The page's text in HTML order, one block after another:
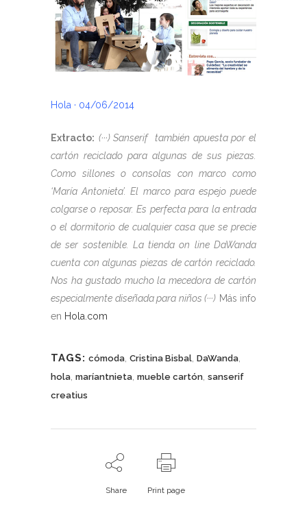
Hola · 04/06/2014
Extracto: (···)Sanseriftambién apuesta por el
cartón reciclado para algunas de sus piezas.
Como sillones o consolas con marco como
‘María Antonieta’. El marco para espejo puede
colgarse o reposar. Es perfecta para la entrada
o el dormitorio de cualquier casa que se precie
de ser sostenible. La tienda on line DaWanda
cuenta con algunas piezas de cartón reciclado.
Nos ha gustado mucho la mecedora de cartón
especialmente diseñada para niños (···) Más info
en Hola.com
TAGS: cómoda Cristina Bisbal DaWanda
hola maríantnieta mueble cartón sanserif
creatius
Share Print page